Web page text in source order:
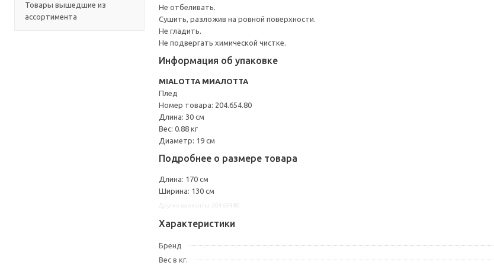
Товары вышедшие из
ассортимента
Не отбеливать.
Сушить, разложив на ровной поверхности.
Не гладить.
Не подвергать химической чистке.
Информация об упаковке
MIALOTTA МИАЛОТТА
Плед
Номер товара: 204.654.80
Длина: 30 см
Вес: 0.88 кг
Диаметр: 19 см
Подробнее о размере товара
Длина: 170 см
Ширина: 130 см
Характеристики
Бренд
Вес в кг.